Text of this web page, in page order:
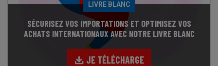
LIVRE BLANC
SÉCURISEZ VOS IMPORTATIONS ET OPTIMISEZ VOS
ACHATS INTERNATIONAUX AVEC NOTRE LIVRE BLANC
JE TÉLÉCHARGE